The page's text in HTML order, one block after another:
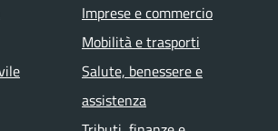
Imprese e commercio
Mobilità e trasporti
Salute, benessere e
assistenza